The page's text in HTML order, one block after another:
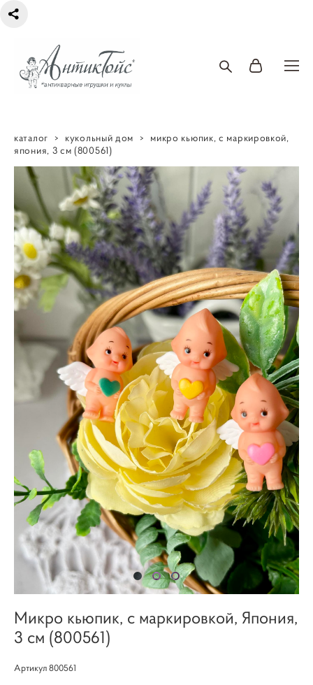
каталог > кукольный дом >
микро кьюпик, с маркировкой,
япония, 3 см (800561)
Микро кьюпик, с маркировкой, Япония,
3 см (800561)
Артикул 800561